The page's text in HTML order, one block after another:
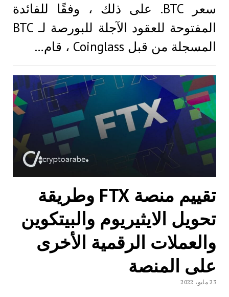
سعر BTC. على ذلك ، وفقًا للفائدة
المفتوحة للعقود الآجلة للبورصة لـ BTC
المسجلة من قبل Coinglass ، قام…
تقييم منصة FTX وطريقة
تحويل الايثيريوم والبيتكوين
والعملات الرقمية الأخرى
على المنصة
23 مايو، 2022